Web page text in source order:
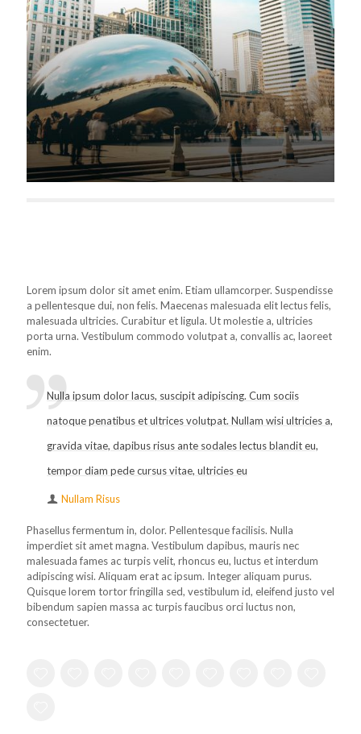
Lorem ipsum dolor sit amet enim. Etiam ullamcorper. Suspendisse
a pellentesque dui, non felis. Maecenas malesuada elit lectus felis,
malesuada ultricies. Curabitur et ligula. Ut molestie a, ultricies
porta urna. Vestibulum commodo volutpat a, convallis ac, laoreet
enim.
Nulla ipsum dolor lacus, suscipit adipiscing. Cum sociis
natoque penatibus et ultrices volutpat. Nullam wisi ultricies a,
gravida vitae, dapibus risus ante sodales lectus blandit eu,
tempor diam pede cursus vitae, ultricies eu
Nullam Risus
Phasellus fermentum in, dolor. Pellentesque facilisis. Nulla
imperdiet sit amet magna. Vestibulum dapibus, mauris nec
malesuada fames ac turpis velit, rhoncus eu, luctus et interdum
adipiscing wisi. Aliquam erat ac ipsum. Integer aliquam purus.
Quisque lorem tortor fringilla sed, vestibulum id, eleifend justo vel
bibendum sapien massa ac turpis faucibus orci luctus non,
consectetuer.